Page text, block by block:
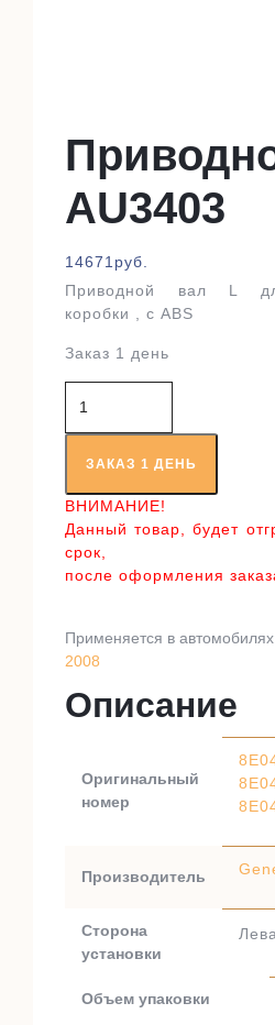
AU3403
14671 руб.
Приводной вал L
коробки , с ABS
Заказ 1 день
товара
Приводной
валЗАКАЗ 1 ДЕНЬ
ВНИМАНИЕ!
Данный товар, будет
срок,
после оформления
Применяется в
2008
Описание
Оригинальный
номер
Производитель
Сторона
установки
Объем упаковки